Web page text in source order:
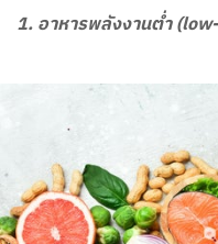
1. อาหารพลังงานต่ำ